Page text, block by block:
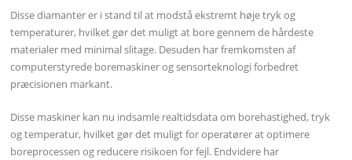
Disse diamanter er i stand til at modstå ekstremt høje tryk og
temperaturer, hvilket gør det muligt at bore gennem de hårdeste
materialer med minimal slitage. Desuden har fremkomsten af
computerstyrede boremaskiner og sensorteknologi forbedret
præcisionen markant.
Disse maskiner kan nu indsamle realtidsdata om borehastighed, tryk
og temperatur, hvilket gør det muligt for operatører at optimere
boreprocessen og reducere risikoen for fejl. Endvidere har